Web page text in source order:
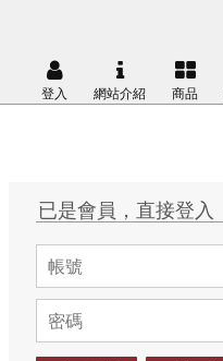
登入 網站介紹 商品
已是會員，直接登入